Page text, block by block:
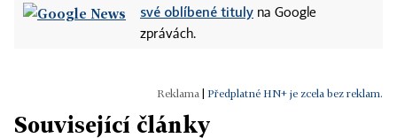
své oblíbené tituly na Google
zprávách.
Předplatné HN+ je zcela bez reklam.
Související články